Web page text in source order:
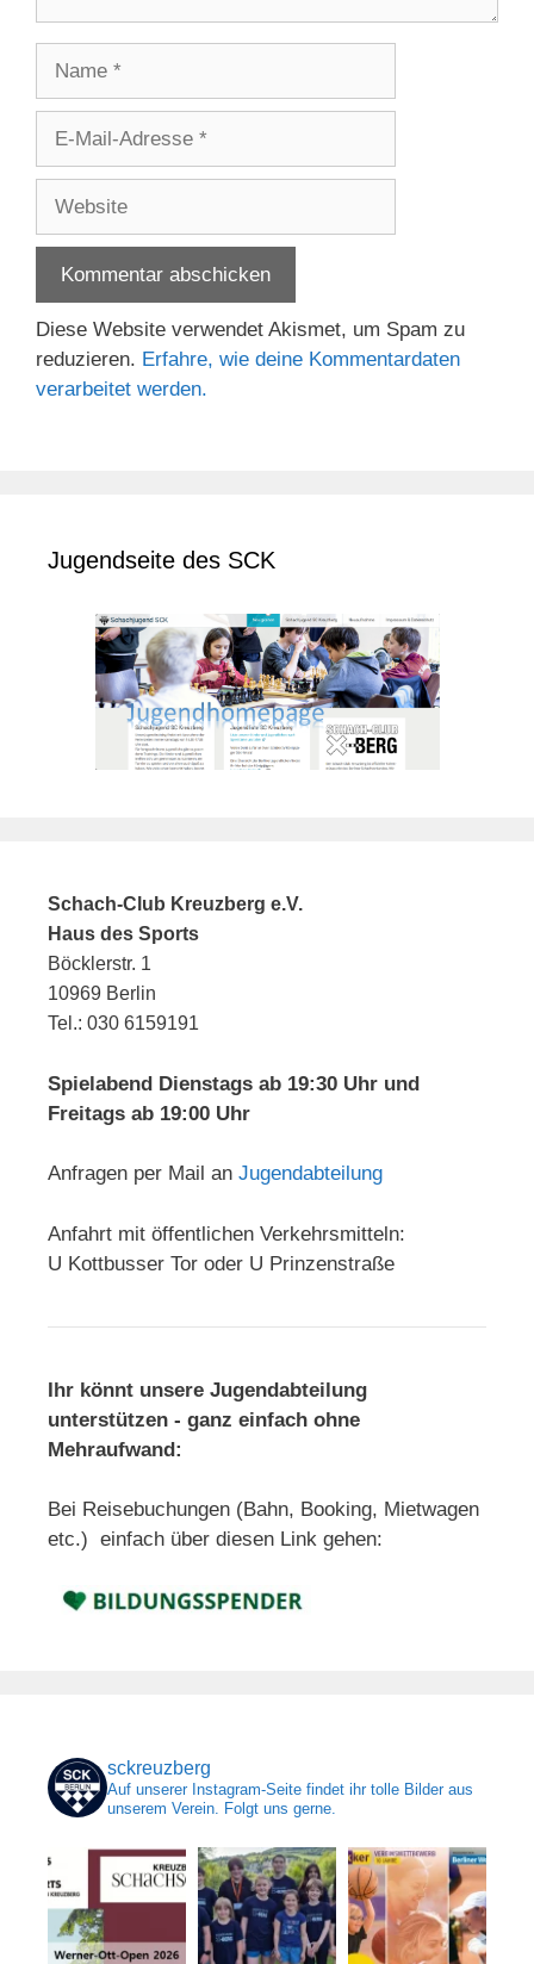
Adresse
Diese Website verwendet Akismet, um Spam zu
reduzieren. Erfahre, wie deine Kommentardaten
verarbeitet werden.
Jugendseite des SCK
Schach-Club Kreuzberg e.V.
Haus des Sports
Böcklerstr. 1
10969 Berlin
Tel.: 030 6159191
Spielabend Dienstags ab 19:30 Uhr und
Freitags ab 19:00 Uhr
Anfragen per Mail an Jugendabteilung
Anfahrt mit öffentlichen Verkehrsmitteln:
U Kottbusser Tor oder U Prinzenstraße
Ihr könnt unsere Jugendabteilung
unterstützen - ganz einfach ohne
Mehraufwand:
Bei Reisebuchungen (Bahn, Booking, Mietwagen
etc.) einfach über diesen Link gehen:
sckreuzberg
Auf unserer Instagram-Seite findet ihr tolle Bilder aus
unserem Verein. Folgt uns gerne.